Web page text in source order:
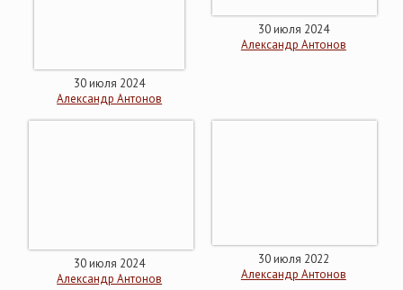
30 июля 2024
Александр Антонов
30 июля 2024
Александр Антонов
30 июля 2024
Александр Антонов
30 июля 2022
Александр Антонов